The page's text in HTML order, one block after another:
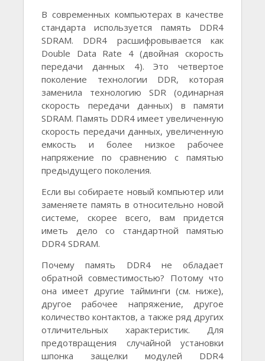
В современных компьютерах в качестве
стандарта используется память DDR4
SDRAM. DDR4 расшифровывается как
Double Data Rate 4 (двойная скорость
передачи данных 4). Это четвертое
поколение технологии DDR, которая
заменила технологию SDR (одинарная
скорость передачи данных) в памяти
SDRAM. Память DDR4 имеет увеличенную
скорость передачи данных, увеличенную
емкость и более низкое рабочее
напряжение по сравнению с памятью
предыдущего поколения.
Если вы собираете новый компьютер или
заменяете память в относительно новой
системе, скорее всего, вам придется
иметь дело со стандартной памятью
DDR4 SDRAM.
Почему память DDR4 не обладает
обратной совместимостью? Потому что
она имеет другие тайминги (см. ниже),
другое рабочее напряжение, другое
количество контактов, а также ряд других
отличительных характеристик. Для
предотвращения случайной установки
шпонка защелки модулей DDR4